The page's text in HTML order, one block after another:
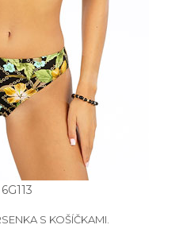
S KOŠÍČKAMI.